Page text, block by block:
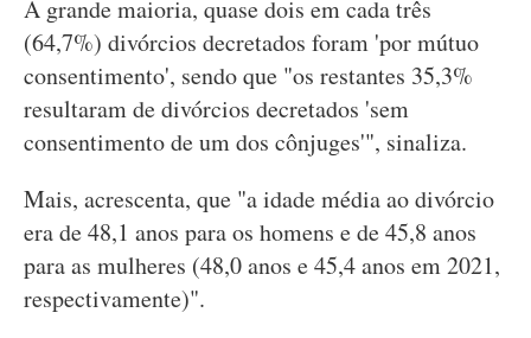
A grande maioria, quase dois em cada três
(64,7%) divórcios decretados foram 'por mútuo
consentimento', sendo que "os restantes 35,3%
resultaram de divórcios decretados 'sem
consentimento de um dos cônjuges'", sinaliza.
Mais, acrescenta, que "a idade média ao divórcio
era de 48,1 anos para os homens e de 45,8 anos
para as mulheres (48,0 anos e 45,4 anos em 2021,
respectivamente)".